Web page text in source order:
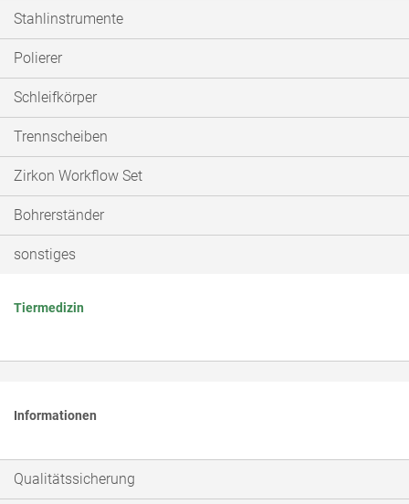
Stahlinstrumente
Polierer
Schleifkörper
Trennscheiben
Zirkon Workflow Set
Bohrerständer
sonstiges
Tiermedizin
Informationen
Qualitätssicherung